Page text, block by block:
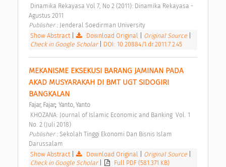
Agustus 2011
Publisher : Jenderal Soedirman University
Show Abstract
Download Original Original Source
Check in Google Scholar
DOI: 10.20884/1.dr.2011.7.2.45
MEKANISME EKSEKUSI BARANG JAMINAN PADA
AKAD MUSYARAKAH DI BMT UGT SIDOGIRI
BANGKALAN
Fajar, Fajar; Yanto, Yanto
No. 2 (Juli 2018)
Publisher : Sekolah Tinggi Ekonomi Dan Bisnis Islam
Darussalam
Show Abstract
Download Original Original Source
Check in Google Scholar
Full PDF (581.371 KB)